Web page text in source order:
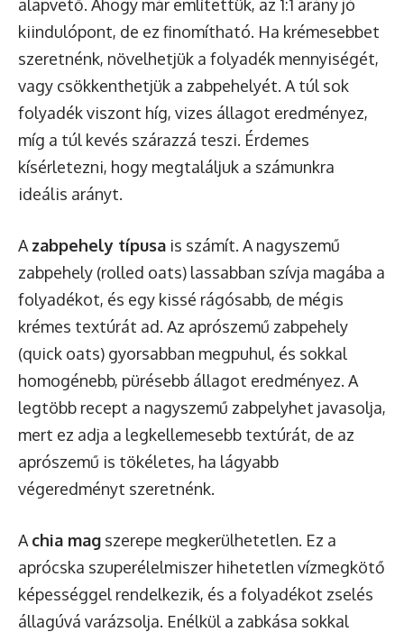
alapvető. Ahogy már említettük, az 1:1 arány jó
kiindulópont, de ez finomítható. Ha krémesebbet
szeretnénk, növelhetjük a folyadék mennyiségét,
vagy csökkenthetjük a zabpehelyét. A túl sok
folyadék viszont híg, vizes állagot eredményez,
míg a túl kevés szárazzá teszi. Érdemes
kísérletezni, hogy megtaláljuk a számunkra
ideális arányt.
A zabpehely típusa is számít. A nagyszemű
zabpehely (rolled oats) lassabban szívja magába a
folyadékot, és egy kissé rágósabb, de mégis
krémes textúrát ad. Az aprószemű zabpehely
(quick oats) gyorsabban megpuhul, és sokkal
homogénebb, pürésebb állagot eredményez. A
legtöbb recept a nagyszemű zabpelyhet javasolja,
mert ez adja a legkellemesebb textúrát, de az
aprószemű is tökéletes, ha lágyabb
végeredményt szeretnénk.
A chia mag szerepe megkerülhetetlen. Ez a
aprócska szuperélelmiszer hihetetlen vízmegkötő
képességgel rendelkezik, és a folyadékot zselés
állagúvá varázsolja. Enélkül a zabkása sokkal